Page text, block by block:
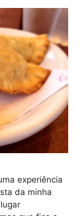
experiência
da minha